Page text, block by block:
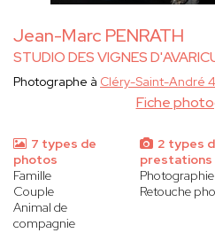
Jean-Marc PENRATH
STUDIO DES VIGNES
Fiche
Photographe à Cléry-Saint-André
7 types de
photos
Famille
Couple
Animal de
compagnie
2 types
prestations
Photographie
Retouche